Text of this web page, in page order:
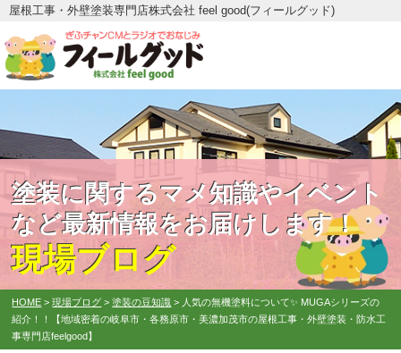
屋根工事・外壁塗装専門店株式会社 feel good(フィールグッド)
塗装に関するマメ知識やイベント
など最新情報をお届けします！
現場ブログ
HOME >現場ブログ >塗装の豆知識 > 人気の無機塗料について✨ MUGAシリーズの
紹介！！【地域密着の岐阜市・各務原市・美濃加茂市の屋根工事・外壁塗装・防水工
事専門店feelgood】